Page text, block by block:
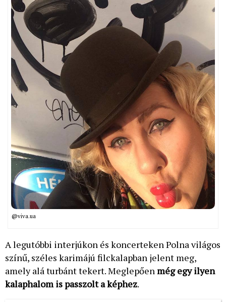
@viva.ua
A legutóbbi interjúkon és koncerteken Polna világos
színű, széles karimájú filckalapban jelent meg,
amely alá turbánt tekert. Meglepően még egy ilyen
kalaphalom is passzolt a képhez.